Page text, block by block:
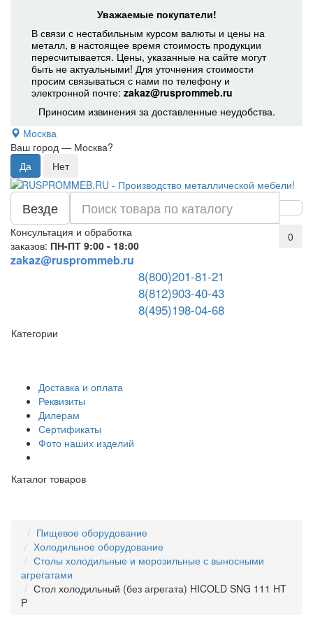
Уважаемые покупатели!
В связи с нестабильным курсом валюты и цены на
металл, в настоящее время стоимость продукции
пересчитывается. Цены, указанные на сайте могут
быть не актуальными! Для уточнения стоимости
просим связываться с нами по телефону и
электронной почте: zakaz@rusprommeb.ru
Приносим извинения за доставленные неудобства.
Москва
Ваш город — Москва?
Везде
Консультация и обработка
заказов: ПН-ПТ 9:00 - 18:00
zakaz@rusprommeb.ru
8(800)201-81-21
8(812)903-40-43
8(495)198-04-68
0
Категории
Доставка и оплата
Реквизиты
Дилерам
Сертификаты
Фото наших изделий
Каталог товаров
Пищевое оборудование
Холодильное оборудование
Столы холодильные и морозильные с выносными
агрегатами
Стол холодильный (без агрегата) HICOLD SNG 111 HT
P